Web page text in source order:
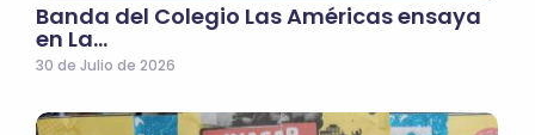
Banda del Colegio Las Américas ensaya
en La…
30 de Julio de 2026